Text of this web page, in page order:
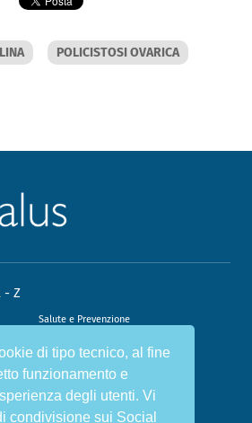
di tipo tecnico, al fine
funzionamento e
degli utenti. Vi
condivisione sui Social
POLICISTOSI OVARICA
- Z
Salute e Prevenzione
Direzione scientifica
Sport e Benessere
L’angolo del dottore